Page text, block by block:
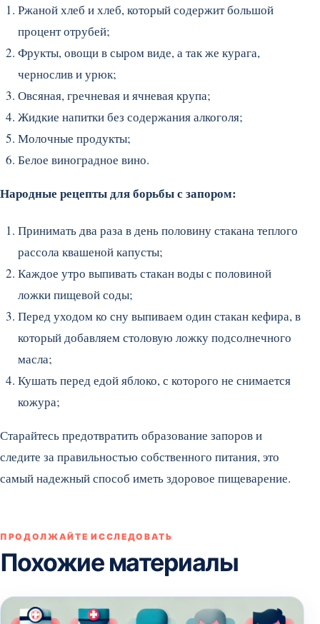
Ржаной хлеб и хлеб, который содержит большой
процент отрубей;
Фрукты, овощи в сыром виде, а так же курага,
чернослив и урюк;
Овсяная, гречневая и ячневая крупа;
Жидкие напитки без содержания алкоголя;
Молочные продукты;
Белое виноградное вино.
Народные рецепты для борьбы с запором:
Принимать два раза в день половину стакана теплого
рассола квашеной капусты;
Каждое утро выпивать стакан воды с половиной
ложки пищевой соды;
Перед уходом ко сну выпиваем один стакан кефира, в
который добавляем столовую ложку подсолнечного
масла;
Кушать перед едой яблоко, с которого не снимается
кожура;
Старайтесь предотвратить образование запоров и
следите за правильностью собственного питания, это
самый надежный способ иметь здоровое пищеварение.
ПРОДОЛЖАЙТЕ ИССЛЕДОВАТЬ
Похожие материалы